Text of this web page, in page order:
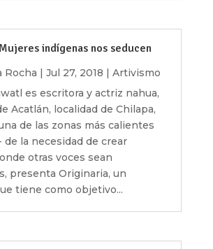
indígenas nos seducen
Rocha | Jul 27, 2018 | Artivismo
es escritora y actriz nahua,
Acatlán, localidad de Chilapa,
de las zonas más calientes
de la necesidad de crear
otras voces sean
presenta Originaria, un
tiene como objetivo...